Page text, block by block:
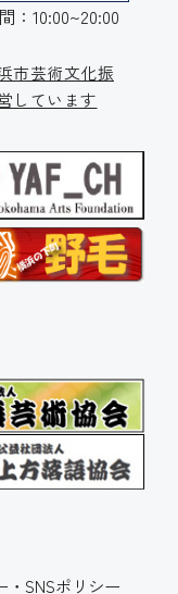
：10:00~20:00
市芸術文化振
しています
SNSポリシー